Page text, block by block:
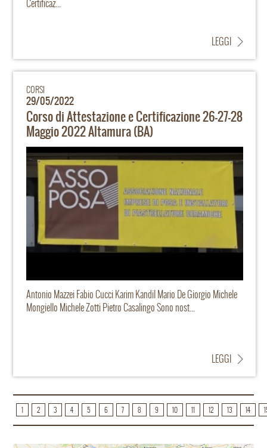
Certificaz...
LEGGI
CORSI
29/05/2022
Corso di Attestazione e Certificazione 26-27-28
Maggio 2022 Altamura (BA)
Antonio Mazzei Fabio Cucci Karim Kandil Mario De Giorgio Michele
Mongiello Michele Zotti Pietro Casalingo Sono nost...
LEGGI
1 2 3 4 5 6 7 8 9 10 11 12 13 14